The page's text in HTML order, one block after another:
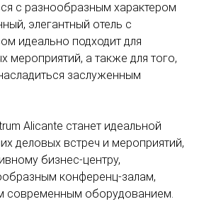
с разнообразным характером
элегантный отель с
идеально подходит для
мероприятий, а также для того,
заслуженным
Alicante станет идеальной
деловых встреч и мероприятий,
бизнес-центру,
конференц-залам,
оборудованием.